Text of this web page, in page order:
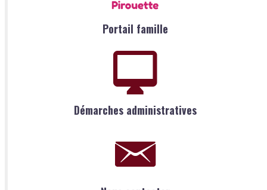
Portail famille
Démarches administratives